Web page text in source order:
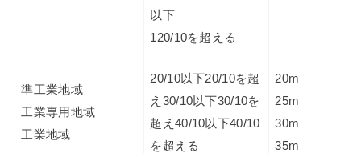
以下
120/10を超える
準工業地域
工業専用地域
工業地域
20/10以下20/10を超
え30/10以下30/10を
超え40/10以下40/10
を超える
20m
25m
30m
35m